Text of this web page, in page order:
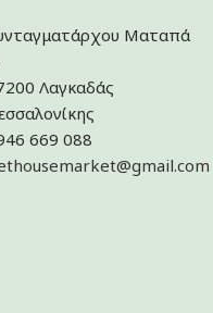
Ματαπά
Λαγκαδάς
669 088